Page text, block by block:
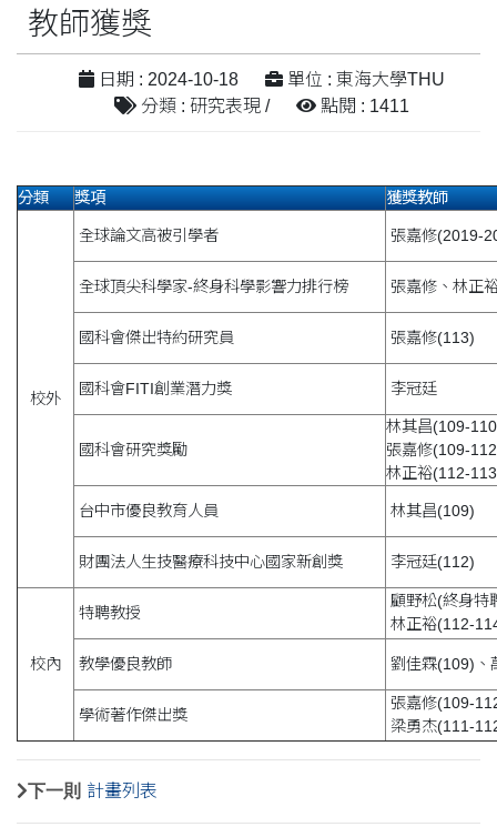
教師獲獎
日期 : 2024-10-18
單位 : 東海大學THU
分類 : 研究表現 /
點閱 : 1411
分類 獎項 獲獎教師
校外
全球論文高被引學者 張嘉修(2019-
全球頂尖科學家-終身科學影響力排行榜 張嘉修、林正
國科會傑出特約研究員 張嘉修(113)
國科會FITI創業潛力獎 李冠廷
國科會研究獎勵
林其昌(109-
張嘉修(109-
林正裕(112-
台中市優良教育人員 林其昌(109)
財團法人生技醫療科技中心國家新創獎 李冠廷(112)
校內
特聘教授
顧野松(終身特
林正裕(112-
教學優良教師 劉佳霖(109)、
學術著作傑出獎
張嘉修(109-
梁勇杰(111-
下一則 計畫列表